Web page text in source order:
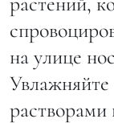
на улице
Увлажняйте
растворами